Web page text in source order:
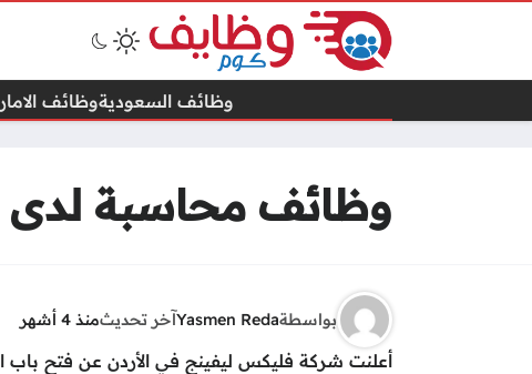
وظائف السعوديةوظائف
وظائف محاسبة لدى
بواسطةYasmen Redaآخر تحديثمنذ 4 أشهر
أعلنت شركة فليكس ليفينج في الأردن عن فتح